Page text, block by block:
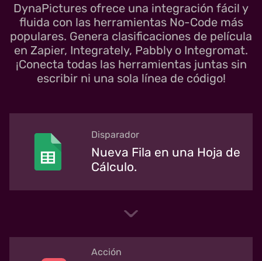
DynaPictures ofrece una integración fácil y
fluida con las herramientas No-Code más
populares. Genera clasificaciones de película
en Zapier, Integrately, Pabbly o Integromat.
¡Conecta todas las herramientas juntas sin
escribir ni una sola línea de código!
Disparador
Nueva Fila en una Hoja de
Cálculo.
Acción